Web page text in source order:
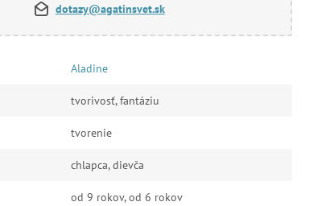
dotazy@agatinsvet.sk
Aladine
tvorivosť, fantáziu
tvorenie
chlapca, dievča
od 9 rokov, od 6 rokov